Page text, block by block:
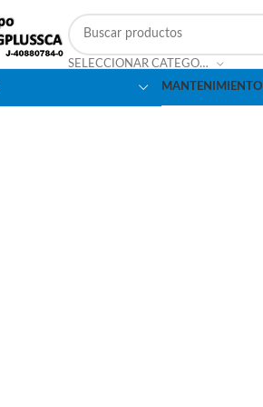
SELECCIONAR CATEGORÍA
MANTENIMIENTO